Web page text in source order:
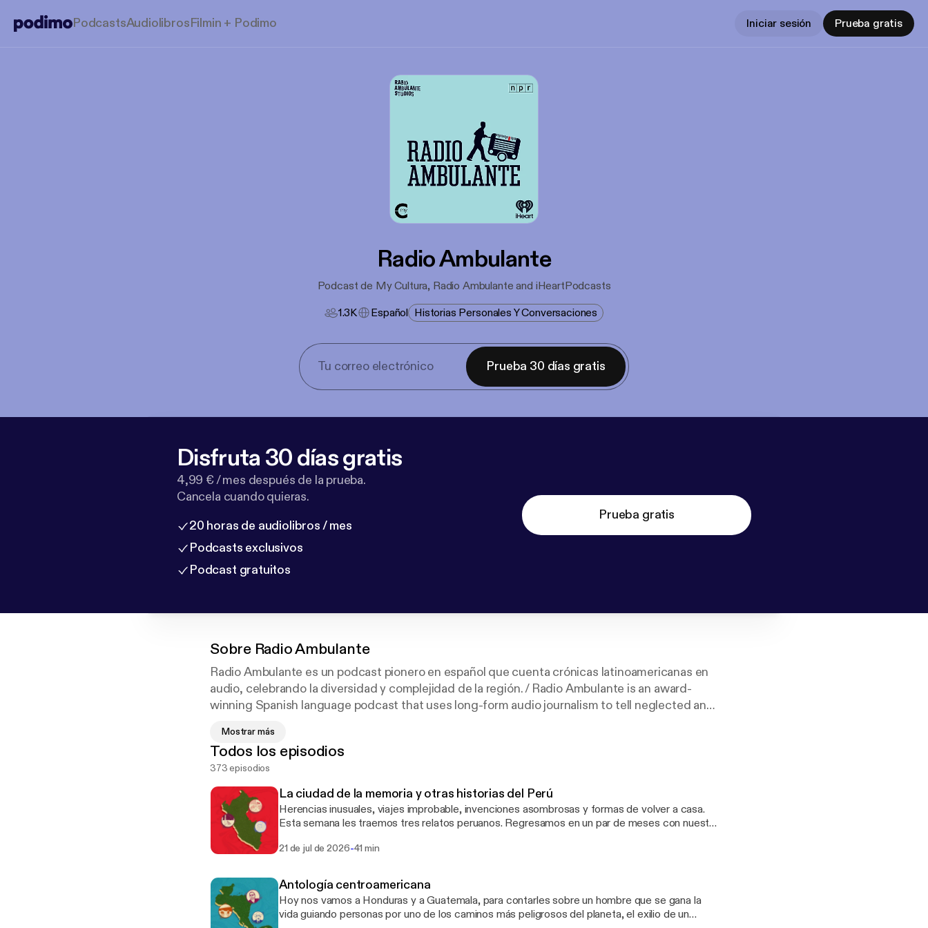
PodcastsAudiolibrosFilmin + Podimo Iniciar sesión Prueba gratis
Radio Ambulante
Podcast de My Cultura, Radio Ambulante and iHeartPodcasts
1.3K
Español Historias Personales Y Conversaciones
Prueba 30 días gratis
Disfruta 30 días gratis
4,99 € / mes después de la prueba.
Cancela cuando quieras.
20 horas de audiolibros / mes
Podcasts exclusivos
Podcast gratuitos
Prueba gratis
Sobre Radio Ambulante
Radio Ambulante es un podcast pionero en español que cuenta crónicas latinoamericanas en
audio, celebrando la diversidad y complejidad de la región. / Radio Ambulante is an award-
winning Spanish language podcast that uses long-form audio journalism to tell neglected and
Mostrar más
Todos los episodios
373 episodios
La ciudad de la memoria y otras historias del Perú
Herencias inusuales, viajes improbable, invenciones asombrosas y formas de volver a casa.
Esta semana les traemos tres relatos peruanos. Regresamos en un par de meses con nuestra
[https://radioambulante.org/audio/futbol-imaginario] de Renato Alarcón narrando un partido
[https://radioambulante.org/transcripcion/la-ciudad-de-la-memoria-y-otras-historias-del-
peru-transcripcion] del episodio. Or you can also check this English translation
[https://radioambulante.org/en/translation/the-city-of-memory-and-other-stories-from-peru-
translation]. ♥ Somos un medio independiente, sin ánimo de lucro. Si valoras nuestro
21 de jul de 2026-41 min
Antología centroamericana
Hoy nos vamos a Honduras y a Guatemala, para contarles sobre un hombre que se gana la
vida guiando personas por uno de los caminos más peligrosos del planeta, el exilio de un